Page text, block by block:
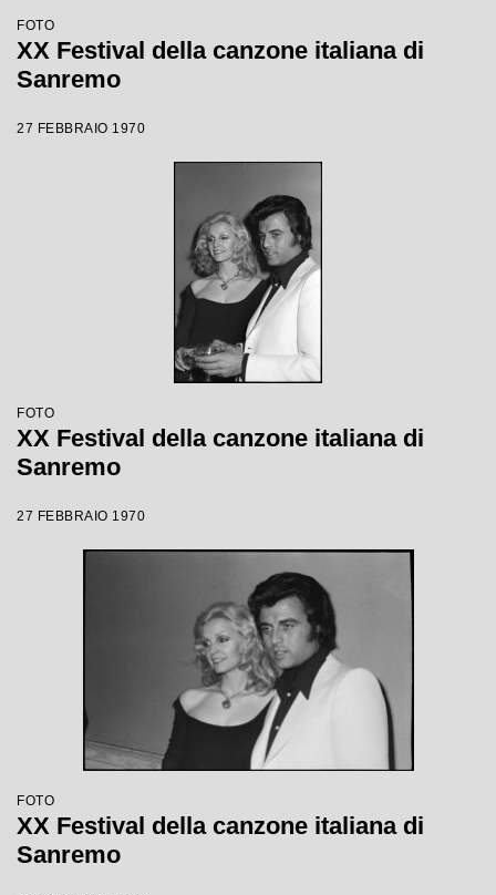
FOTO
XX Festival della canzone italiana di
Sanremo
27 FEBBRAIO 1970
FOTO
XX Festival della canzone italiana di
Sanremo
27 FEBBRAIO 1970
FOTO
XX Festival della canzone italiana di
Sanremo